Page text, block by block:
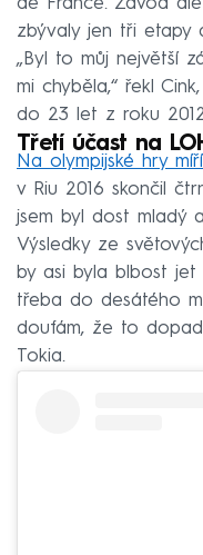
zbývaly jen tři etapy
„Byl to můj největší
mi chyběla,“ řekl
do 23 let z roku
Třetí účast na
Na olympijské hry
v Riu 2016 skončil
jsem byl dost mladý
Výsledky ze
by asi byla blbost jet
třeba do desátého
doufám, že to
Tokia.